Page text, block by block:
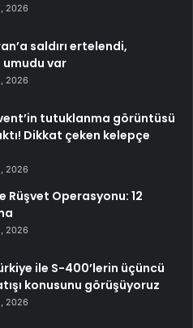
2026
saldırı ertelendi,
var
2026
tutuklanma görüntüsü
Dikkat çeken kelepçe
2026
Rüşvet Operasyonu: 12
2026
ile S-400’lerin üçüncü
konusunu görüşüyoruz
2026